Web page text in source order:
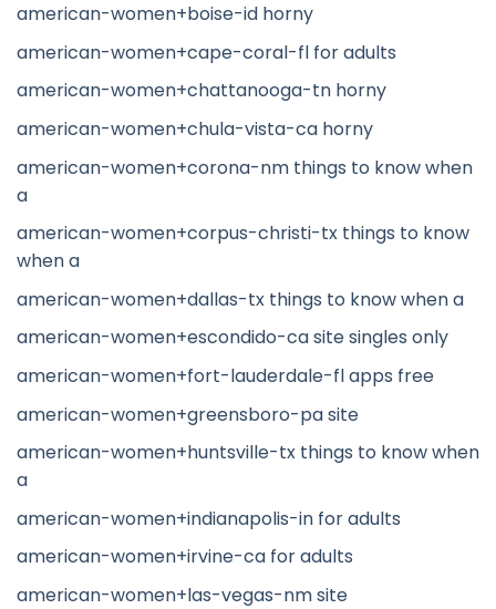
american-women+boise-id horny
american-women+cape-coral-fl for adults
american-women+chattanooga-tn horny
american-women+chula-vista-ca horny
american-women+corona-nm things to know when
a
american-women+corpus-christi-tx things to know
when a
american-women+dallas-tx things to know when a
american-women+escondido-ca site singles only
american-women+fort-lauderdale-fl apps free
american-women+greensboro-pa site
american-women+huntsville-tx things to know when
a
american-women+indianapolis-in for adults
american-women+irvine-ca for adults
american-women+las-vegas-nm site